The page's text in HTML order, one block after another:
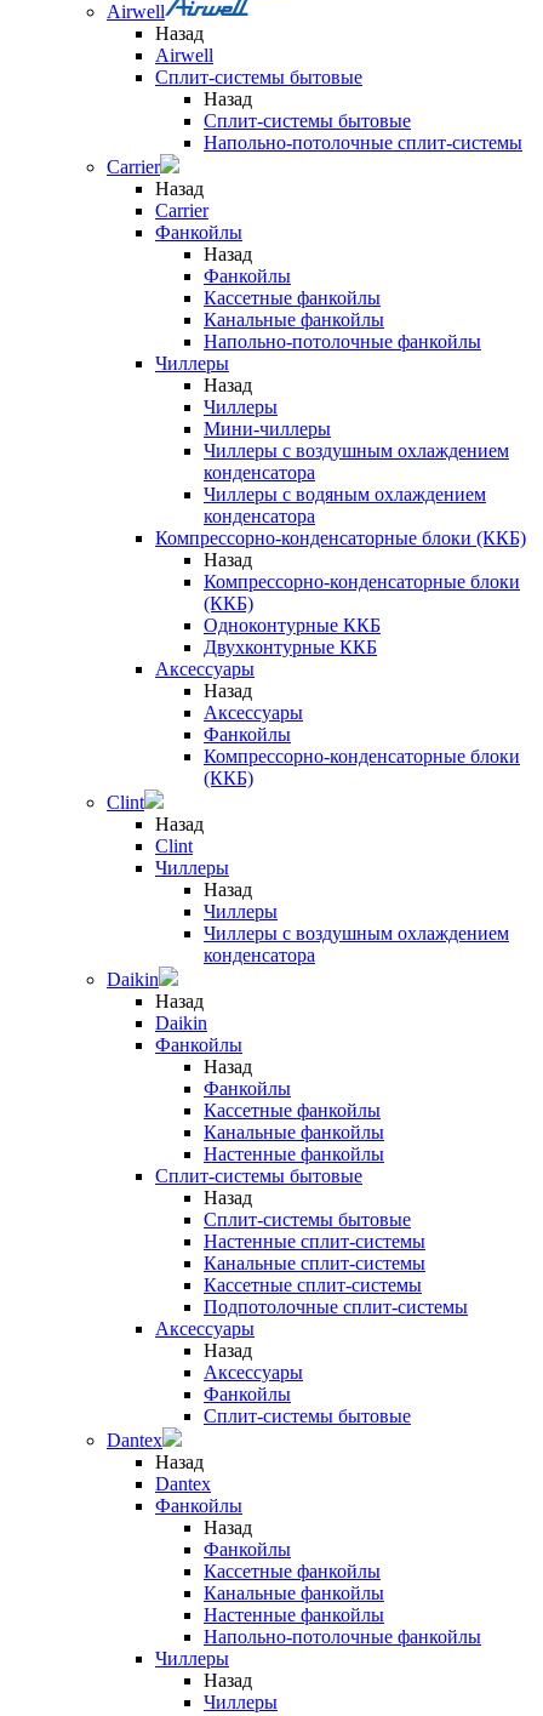
Airwell
Назад
Airwell
Сплит-системы бытовые
Назад
Сплит-системы бытовые
Напольно-потолочные сплит-системы
Carrier
Назад
Carrier
Фанкойлы
Назад
Фанкойлы
Кассетные фанкойлы
Канальные фанкойлы
Напольно-потолочные фанкойлы
Чиллеры
Назад
Чиллеры
Мини-чиллеры
Чиллеры с воздушным охлаждением
конденсатора
Чиллеры с водяным охлаждением
конденсатора
Компрессорно-конденсаторные блоки (ККБ)
Назад
Компрессорно-конденсаторные блоки
(ККБ)
Одноконтурные ККБ
Двухконтурные ККБ
Аксессуары
Назад
Аксессуары
Фанкойлы
Компрессорно-конденсаторные блоки
(ККБ)
Clint
Назад
Clint
Чиллеры
Назад
Чиллеры
Чиллеры с воздушным охлаждением
конденсатора
Daikin
Назад
Daikin
Фанкойлы
Назад
Фанкойлы
Кассетные фанкойлы
Канальные фанкойлы
Настенные фанкойлы
Сплит-системы бытовые
Назад
Сплит-системы бытовые
Настенные сплит-системы
Канальные сплит-системы
Кассетные сплит-системы
Подпотолочные сплит-системы
Аксессуары
Назад
Аксессуары
Фанкойлы
Сплит-системы бытовые
Dantex
Назад
Dantex
Фанкойлы
Назад
Фанкойлы
Кассетные фанкойлы
Канальные фанкойлы
Настенные фанкойлы
Напольно-потолочные фанкойлы
Чиллеры
Назад
Чиллеры